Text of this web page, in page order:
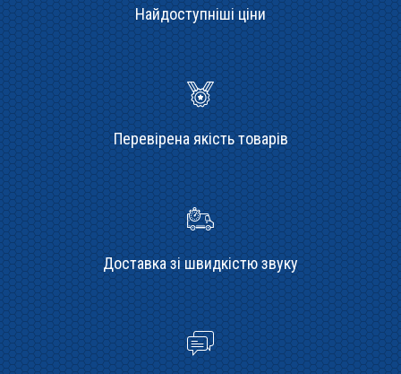
Найдоступніші ціни
Перевірена якість товарів
Доставка зі швидкістю звуку